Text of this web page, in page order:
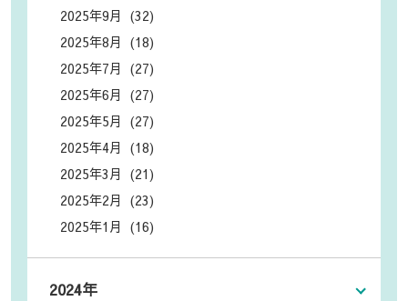
2025年9月 (32)
2025年8月 (18)
2025年7月 (27)
2025年6月 (27)
2025年5月 (27)
2025年4月 (18)
2025年3月 (21)
2025年2月 (23)
2025年1月 (16)
2024年